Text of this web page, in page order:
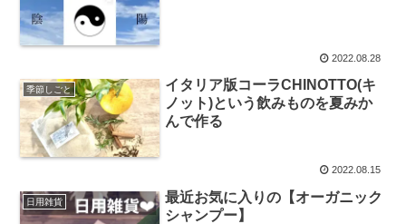
2022.08.28
季節しごと
イタリア版コーラCHINOTTO(キ
ノット)という飲みものを夏みか
んで作る
2022.08.15
日用雑貨
最近お気に入りの【オーガニック
シャンプー】